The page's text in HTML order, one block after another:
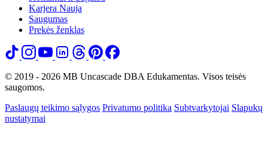
Karjera Nauja
Saugumas
Prekės ženklas
© 2019 - 2026 MB Uncascade DBA Edukamentas. Visos teisės
saugomos.
Paslaugų teikimo sąlygos Privatumo politika Subtvarkytojai Slapukų
nustatymai